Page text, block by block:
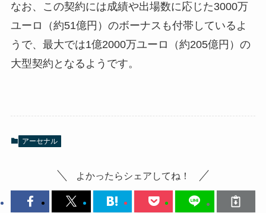
なお、この契約には成績や出場数に応じた3000万
ユーロ（約51億円）のボーナスも付帯しているよ
うで、最大では1億2000万ユーロ（約205億円）の
大型契約となるようです。
アーセナル
よかったらシェアしてね！